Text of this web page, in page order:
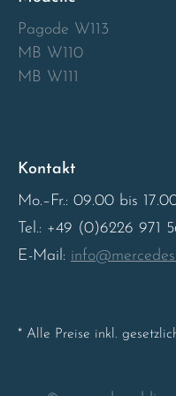
Pagode W113
MB W110
MB W111
Kontakt
Mo.–Fr.: 09.00 bis
Tel.: +49 (0)6226 971
E-Mail:
* Alle Preise inkl.
Sweden
United Kingdom